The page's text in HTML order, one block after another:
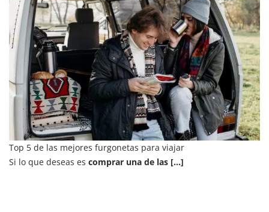
Top 5 de las mejores furgonetas para viajar
Si lo que deseas es comprar una de las [...]